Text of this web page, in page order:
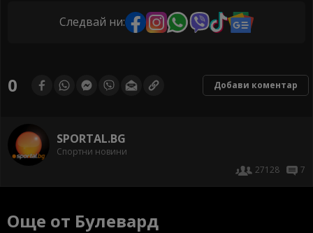
Следвай ни:
0 Добави коментар
SPORTAL.BG
Спортни новини
27128
7
Още от Булевард